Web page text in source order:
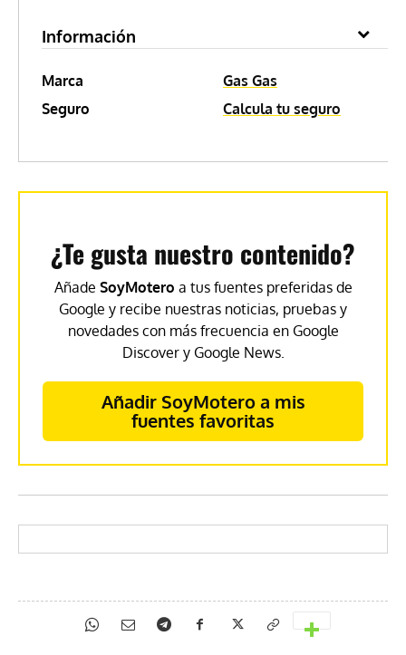
Información
Marca
Gas Gas
Seguro
Calcula tu seguro
¿Te gusta nuestro contenido?
Añade SoyMotero a tus fuentes preferidas de
Google y recibe nuestras noticias, pruebas y
novedades con más frecuencia en Google
Discover y Google News.
Añadir SoyMotero a mis
fuentes favoritas